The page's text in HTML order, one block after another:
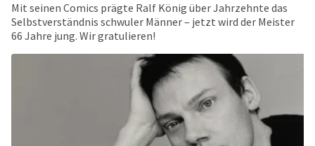
Mit seinen Comics prägte Ralf König über Jahrzehnte das
Selbstverständnis schwuler Männer – jetzt wird der Meister
66 Jahre jung. Wir gratulieren!